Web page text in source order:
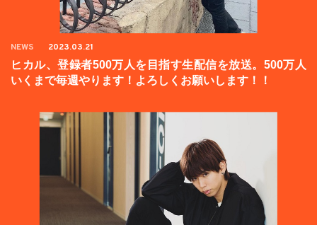
NEWS 2023.03.21
ヒカル、登録者500万人を目指す生配信を放送。500万人
いくまで毎週やります！よろしくお願いします！！